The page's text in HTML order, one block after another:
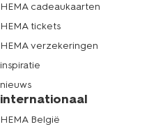
HEMA cadeaukaarten
HEMA tickets
HEMA verzekeringen
inspiratie
nieuws
internationaal
HEMA België